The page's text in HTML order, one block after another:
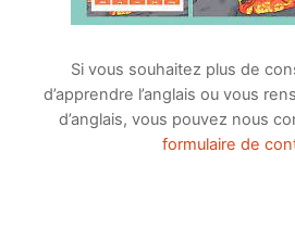
Si vous souhaitez plus de
d’apprendre l’anglais ou vous
d’anglais, vous pouvez nous
formulaire de